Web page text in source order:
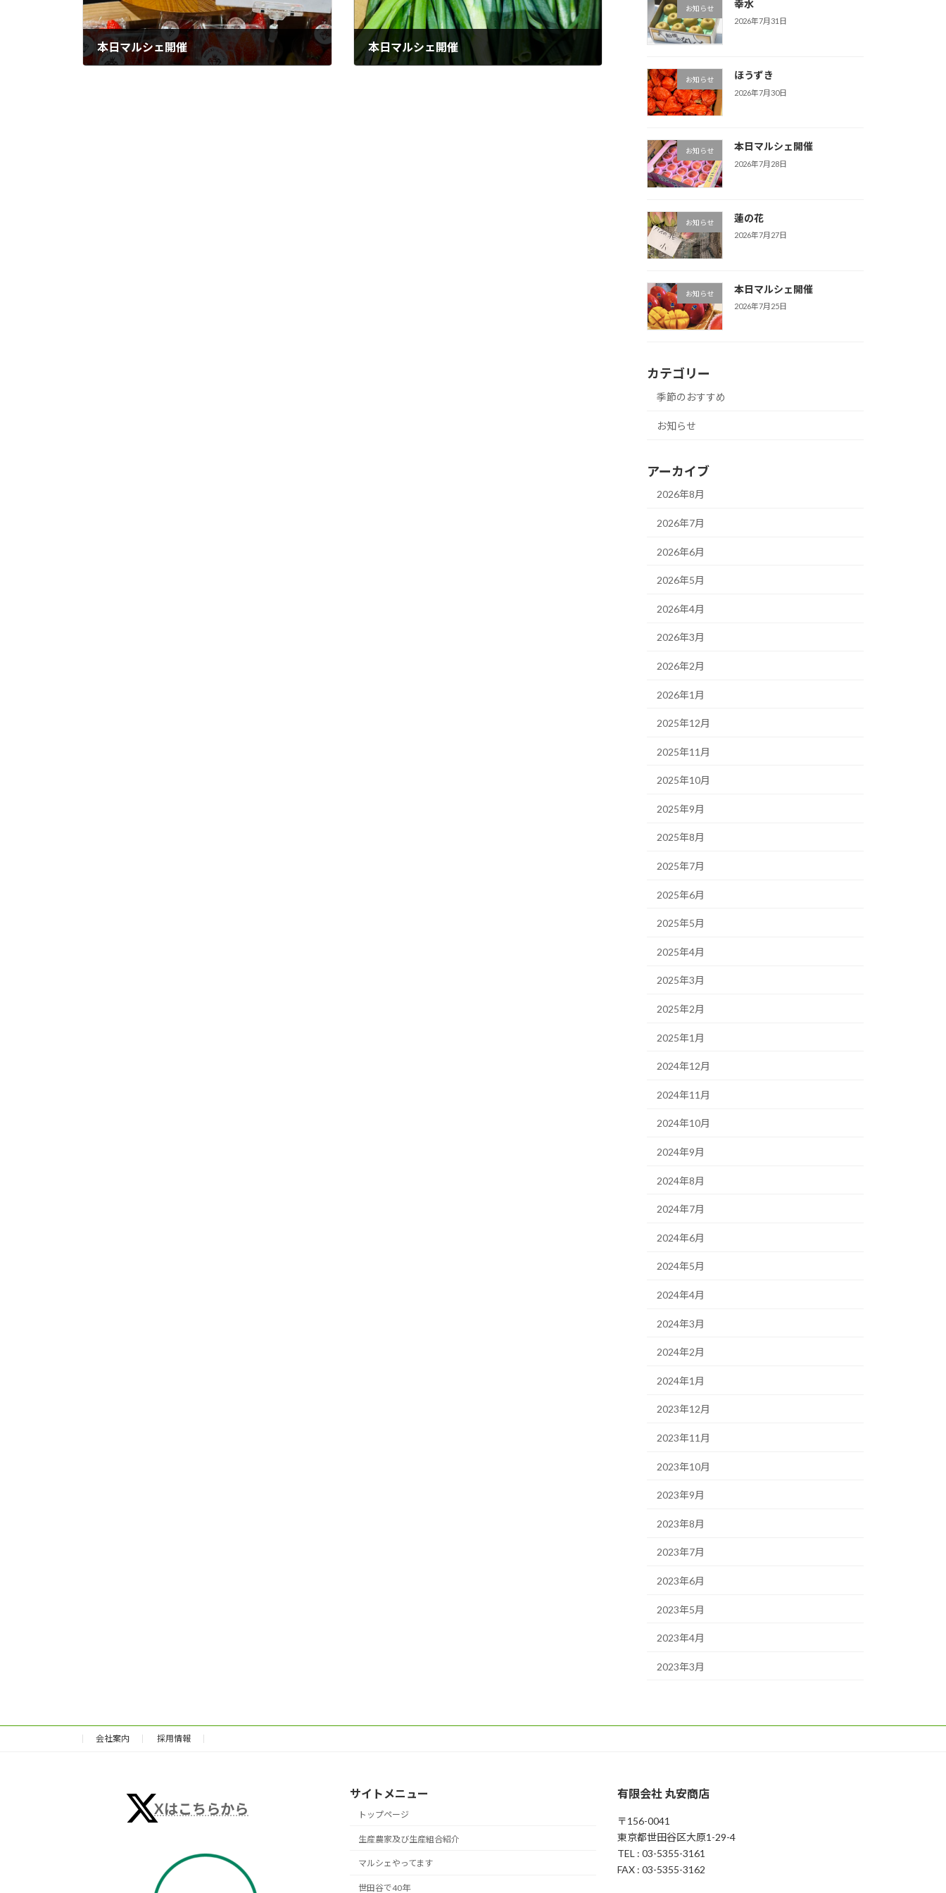
本日マルシェ開催 本日マルシェ開催
お知らせ 幸水
2026年7月31日
お知らせ ほうずき
2026年7月30日
お知らせ 本日マルシェ開催
2026年7月28日
お知らせ 蓮の花
2026年7月27日
お知らせ 本日マルシェ開催
2026年7月25日
カテゴリー
季節のおすすめ
お知らせ
アーカイブ
2026年8月
2026年7月
2026年6月
2026年5月
2026年4月
2026年3月
2026年2月
2026年1月
2025年12月
2025年11月
2025年10月
2025年9月
2025年8月
2025年7月
2025年6月
2025年5月
2025年4月
2025年3月
2025年2月
2025年1月
2024年12月
2024年11月
2024年10月
2024年9月
2024年8月
2024年7月
2024年6月
2024年5月
2024年4月
2024年3月
2024年2月
2024年1月
2023年12月
2023年11月
2023年10月
2023年9月
2023年8月
2023年7月
2023年6月
2023年5月
2023年4月
2023年3月
会社案内 採用情報
Xはこちらから
サイトメニュー
トップページ
生産農家及び生産組合紹介
マルシェやってます
世田谷で40年
有限会社 丸安商店
〒156-0041
東京都世田谷区大原1-29-4
TEL : 03-5355-3161
FAX : 03-5355-3162